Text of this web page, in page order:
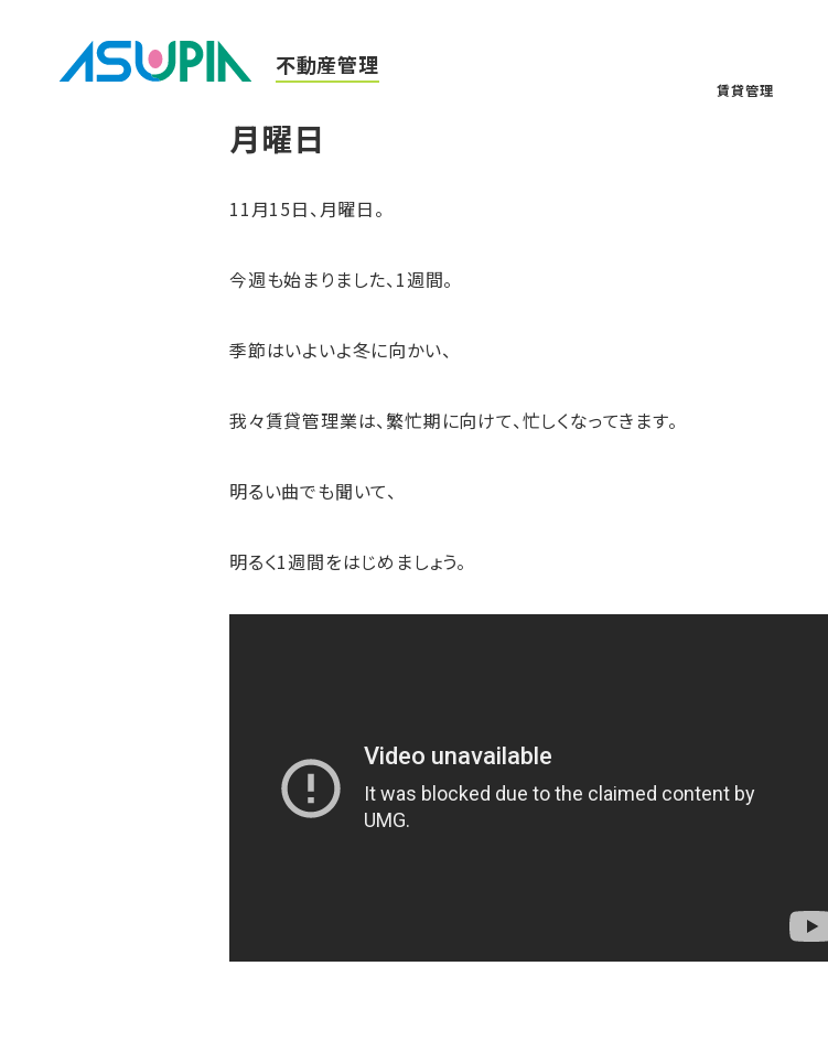
不動産管理
賃貸管理
月曜日
11月15日、月曜日。
今週も始まりました、1週間。
季節はいよいよ冬に向かい、
我々賃貸管理業は、繁忙期に向けて、忙しくなってきます。
明るい曲でも聞いて、
明るく1週間をはじめましょう。